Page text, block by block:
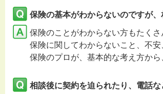
保険の基本がわからないのですが
保険のことがわからない方もたくさ
保険に関してわからないこと、不
保険のプロが、基本的な考え方か
相談後に契約を迫られたり、電話